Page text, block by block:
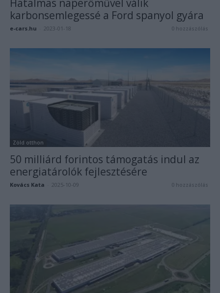
Hatalmas naperőművel válik
karbonsemlegessé a Ford spanyol gyára
e-cars.hu 2023-01-18 0 hozzászólás
Zöld otthon
50 milliárd forintos támogatás indul az
energiatárolók fejlesztésére
Kovács Kata 2025-10-09 0 hozzászólás